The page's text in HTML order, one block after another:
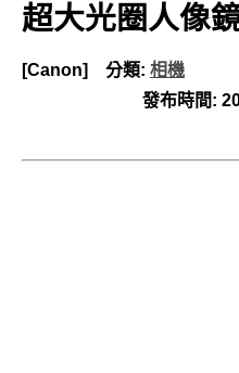
超大光圈人像
[Canon] 分類: 相機
發布時間: